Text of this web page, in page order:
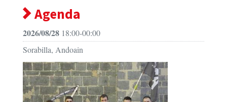
Agenda
2026/08/28 18:00-00:00
Sorabilla, Andoain